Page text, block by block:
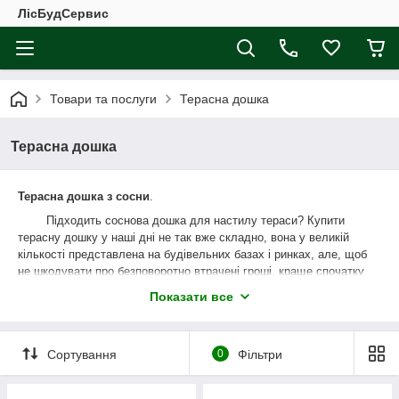
ЛісБудСервис
Товари та послуги Терасна дошка
Терасна дошка
Терасна дошка з сосни.
Підходить соснова дошка для настилу тераси? Купити
терасну дошку у наші дні не так вже складно, вона у великій
кількості представлена на будівельних базах і ринках, але, щоб
не шкодувати про безповоротно втрачені гроші, краще спочатку
дошка (прямий планкен) - для веранд і терас.
Може мати особливий, протиковзкий профіль – анти-сліп, що
Показати все
Сортування 0 Фільтри